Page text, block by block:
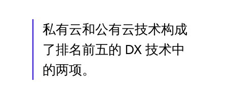
私有云和公有云技术构成
了排名前五的 DX 技术中
的两项。